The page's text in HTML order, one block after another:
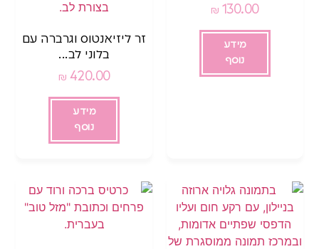
130.00
₪
מידע
נוסף
זר ליזיאנטוס וגרברה עם
בלוני לב...
420.00
₪
מידע
נוסף